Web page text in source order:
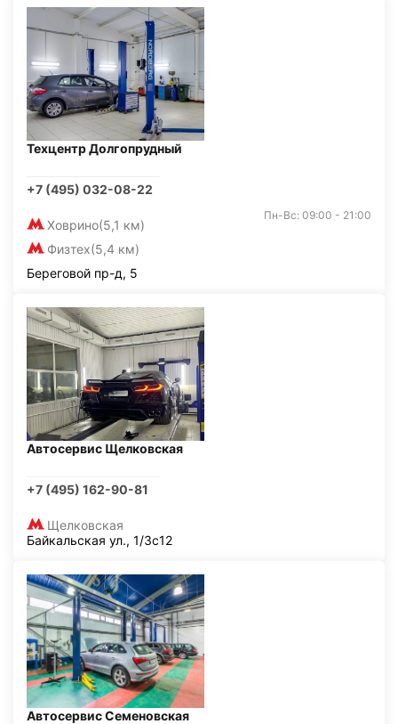
Техцентр Долгопрудный
+7 (495) 032-08-22
Ховрино(5,1 км)
Физтех(5,4 км)
Пн-Вс: 09:00 - 21:00
Береговой пр-д, 5
Автосервис Щелковская
+7 (495) 162-90-81
Щелковская
Байкальская ул., 1/3с12
Автосервис Семеновская